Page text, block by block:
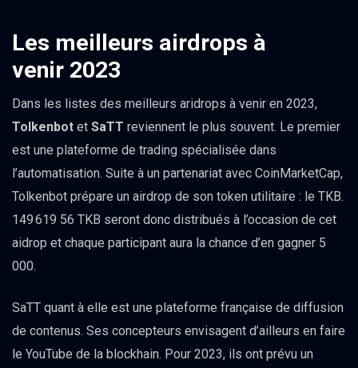
Les meilleurs airdrops à
venir 2023
Dans les listes des meilleurs aridrops à venir en 2023,
Tolkenbot et SaTT reviennent le plus souvent. Le premier
est une plateforme de trading spécialisée dans
l’automatisation. Suite à un partenariat avec CoinMarketCap,
Tolkenbot prépare un airdrop de son token utilitaire : le TKB.
149 619 56 TKB seront donc distribués à l’occasion de cet
aidrop et chaque participant aura la chance d’en gagner 5
000.
SaTT quant à elle est une plateforme française de diffusion
de contenus. Ses concepteurs envisagent d’ailleurs en faire
le YouTube de la blockhain. Pour 2023, ils ont prévu un